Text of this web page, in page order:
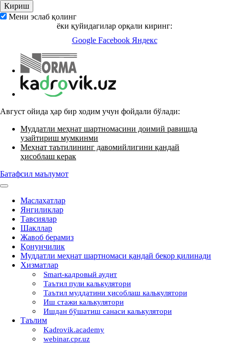
Мени эслаб қолинг
ёки қуйидагилар орқали киринг:
Google Facebook Яндекс
Август ойида ҳар бир ходим учун фойдали бўлади:
Муддатли меҳнат шартномасини доимий равишда
узайтириш мумкинми
Меҳнат таътилининг давомийлигини қандай
ҳисоблаш керак
Батафсил маълумот
Маслаҳатлар
Янгиликлар
Тавсиялар
Шакллар
Жавоб берамиз
Қонунчилик
Муддатли меҳнат шартномаси қандай бекор қилинади
Хизматлар
Smart-кадровый аудит
Таътил пули калькулятори
Таътил муддатини ҳисоблаш калькулятори
Иш стажи калькулятори
Ишдан бўшатиш санаси калькулятори
Таълим
Kadrovik.academy
webinar.cpr.uz